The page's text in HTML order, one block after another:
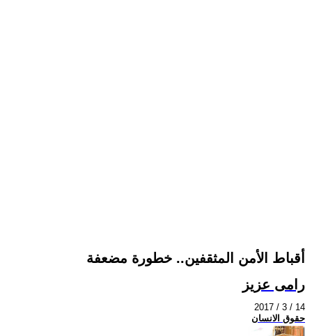
أقباط الأمن المثقفين.. خطورة مضعفة
رامى عزيز
2017 / 3 / 14
حقوق الانسان